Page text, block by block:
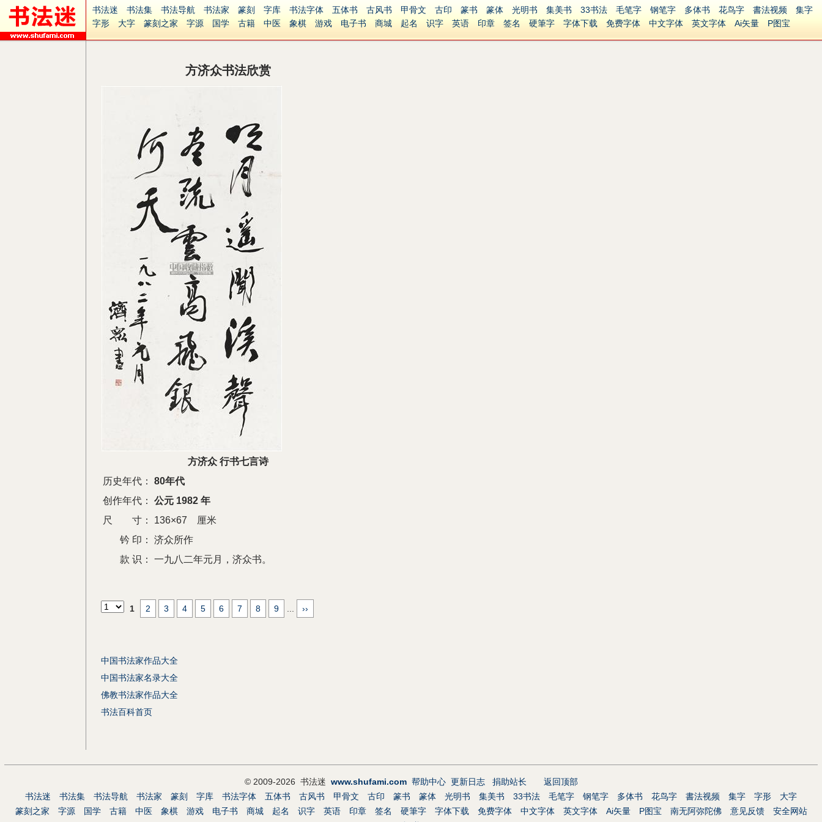
书法迷 书法集 书法导航 书法家 篆刻 字库 书法字体 五体书 古风书 甲骨文 古印 篆书 篆体 光明书 集美书 33书法 毛笔字 钢笔字 多体书 花鸟字 書法视频
集字
字形
大字 篆刻之家 字源 国学 古籍 中医 象棋 游戏 电子书 商城 起名 识字 英语 印章 签名 硬筆字 字体下载 免费字体 中文字体 英文字体 Ai矢量
P图宝
方济众书法欣赏
方济众 行书七言诗
历史年代：
80年代
创作年代：
公元 1982 年
尺 寸：
136×67 厘米
钤 印：
济众所作
款 识：
一九八二年元月，济众书。
1 2 3 4 5 6 7 8 9 ››
中国书法家作品大全
中国书法家名录大全
佛教书法家作品大全
书法百科首页
© 2009-2026 书法迷 www.shufami.com 帮助中心 更新日志 捐助站长
返回顶部
书法迷
书法集 书法导航 书法家 篆刻 字库 书法字体 五体书 古风书 甲骨文 古印 篆书 篆体 光明书 集美书 33书法 毛笔字 钢笔字 多体书 花鸟字 書法视频 集字 字形
大字
篆刻之家
字源 国学 古籍 中医 象棋 游戏 电子书 商城 起名 识字 英语 印章 签名 硬筆字 字体下载 免费字体 中文字体 英文字体 Ai矢量 P图宝 南无阿弥陀佛 意见反馈
安全网站